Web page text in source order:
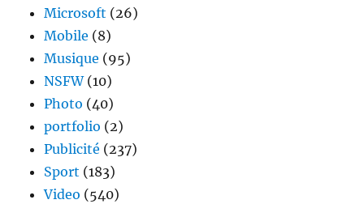
Microsoft (26)
Mobile (8)
Musique (95)
NSFW(10)
Photo (40)
portfolio (2)
Publicité (237)
Sport (183)
Video (540)